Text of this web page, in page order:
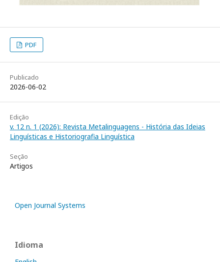
PDF
Publicado
2026-06-02
Edição
v. 12 n. 1 (2026): Revista Metalinguagens - História das Ideias
Linguísticas e Historiografia Linguística
Seção
Artigos
Open Journal Systems
Idioma